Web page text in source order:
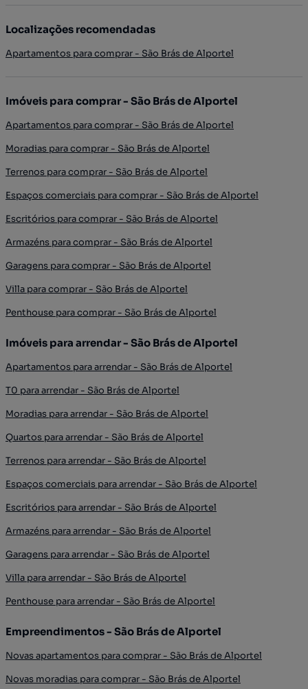
Localizações recomendadas
Apartamentos para comprar - São Brás de Alportel
Imóveis para comprar - São Brás de Alportel
Apartamentos para comprar - São Brás de Alportel
Moradias para comprar - São Brás de Alportel
Terrenos para comprar - São Brás de Alportel
Espaços comerciais para comprar - São Brás de Alportel
Escritórios para comprar - São Brás de Alportel
Armazéns para comprar - São Brás de Alportel
Garagens para comprar - São Brás de Alportel
Villa para comprar - São Brás de Alportel
Penthouse para comprar - São Brás de Alportel
Imóveis para arrendar - São Brás de Alportel
Apartamentos para arrendar - São Brás de Alportel
T0 para arrendar - São Brás de Alportel
Moradias para arrendar - São Brás de Alportel
Quartos para arrendar - São Brás de Alportel
Terrenos para arrendar - São Brás de Alportel
Espaços comerciais para arrendar - São Brás de Alportel
Escritórios para arrendar - São Brás de Alportel
Armazéns para arrendar - São Brás de Alportel
Garagens para arrendar - São Brás de Alportel
Villa para arrendar - São Brás de Alportel
Penthouse para arrendar - São Brás de Alportel
Empreendimentos - São Brás de Alportel
Novas apartamentos para comprar - São Brás de Alportel
Novas moradias para comprar - São Brás de Alportel